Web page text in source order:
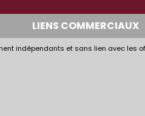
LIENS COMMERCIAUX
indépendants et sans lien avec les